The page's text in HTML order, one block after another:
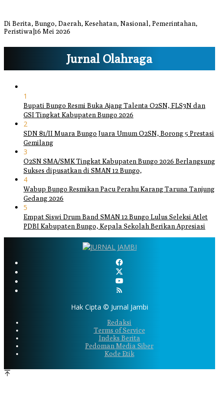
Di Berita, Bungo, Daerah, Kesehatan, Nasional, Pemerintahan,
Peristiwa 16 Mei 2026
Jurnal Olahraga
1
Bupati Bungo Resmi Buka Ajang Talenta O2SN, FLS3N dan
GSI Tingkat Kabupaten Bungo 2026
2
SDN 81/II Muara Bungo Juara Umum O2SN, Borong 5 Prestasi
Gemilang
3
O2SN SMA/SMK Tingkat Kabupaten Bungo 2026 Berlangsung
Sukses dipusatkan di SMAN 12 Bungo,
4
Wabup Bungo Resmikan Pacu Perahu Karang Taruna Tanjung
Gedang 2026
5
Empat Siswi Drum Band SMAN 12 Bungo Lulus Seleksi Atlet
PDBI Kabupaten Bungo, Kepala Sekolah Berikan Apresiasi
Hak Cipta © Jurnal Jambi
Redaksi
Terms of Service
Indeks Berita
Pedoman Media Siber
Kode Etik